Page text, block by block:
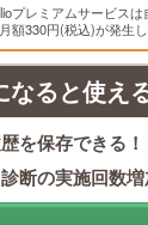
プレミアムサービスは
額330円(税込)が発生し
ると使え
を保存できる！
断の実施回数増